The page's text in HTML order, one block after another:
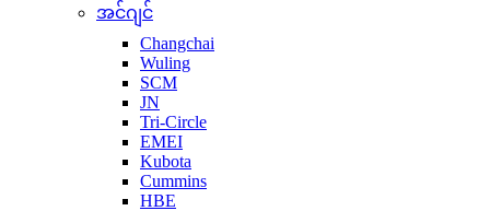
အင်ဂျင်
Changchai
Wuling
SCM
JN
Tri-Circle
EMEI
Kubota
Cummins
HBE